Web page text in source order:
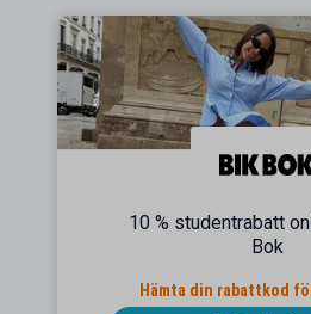
10 % studentrabatt
Bok
Hämta din rabattkod